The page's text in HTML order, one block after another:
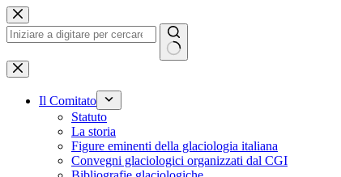
Salta
al
contenuto
Nessun
risultato
Il Comitato
Statuto
La storia
Figure eminenti della glaciologia italiana
Convegni glaciologici organizzati dal CGI